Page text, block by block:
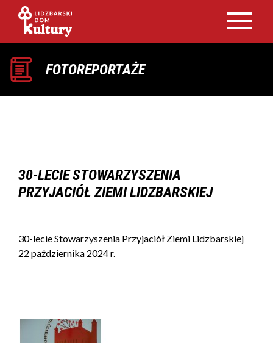
FOTOREPORTAŻE
30-LECIE STOWARZYSZENIA
PRZYJACIÓŁ ZIEMI LIDZBARSKIEJ
30-lecie Stowarzyszenia Przyjaciół Ziemi Lidzbarskiej
22 października 2024 r.